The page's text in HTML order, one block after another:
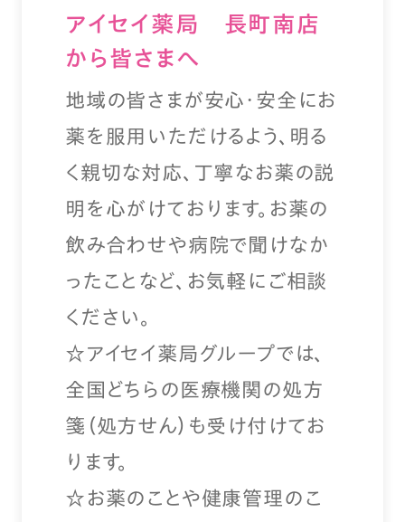
アイセイ薬局 長町南店
から皆さまへ
地域の皆さまが安心・安全にお
薬を服用いただけるよう、明る
く親切な対応、丁寧なお薬の説
明を心がけております。お薬の
飲み合わせや病院で聞けなか
ったことなど、お気軽にご相談
ください。
☆アイセイ薬局グループでは、
全国どちらの医療機関の処方
箋（処方せん）も受け付けてお
ります。
☆お薬のことや健康管理のこ